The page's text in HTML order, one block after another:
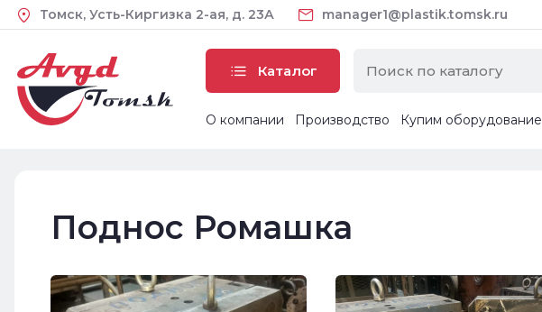
Томск, Усть-Киргизка 2-ая, д. 23А manager1@plastik.tomsk.ru
Каталог
О компании Производство Купим оборудование
Поднос Ромашка